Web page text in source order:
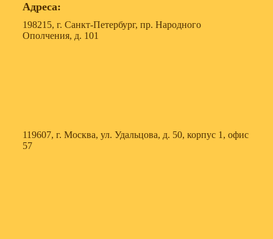
Адреса:
198215, г. Санкт-Петербург, пр. Народного
Ополчения, д. 101
119607, г. Москва, ул. Удальцова, д. 50, корпус 1, офис
57